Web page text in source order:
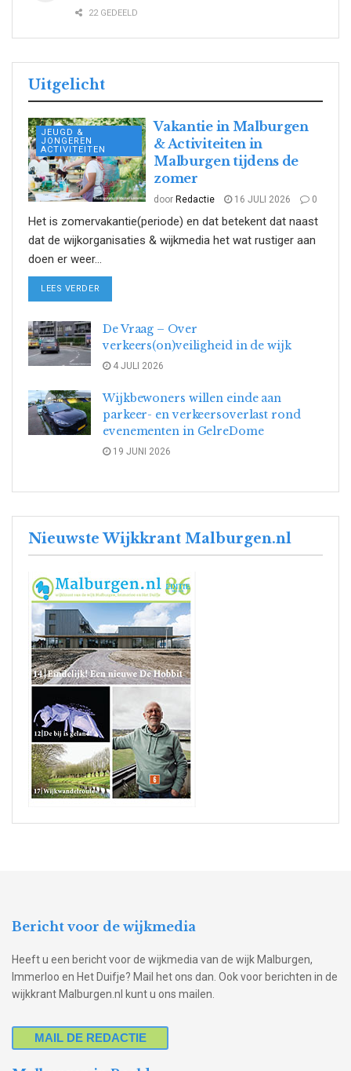
22 GEDEELD
Uitgelicht
JEUGD &
JONGEREN
ACTIVITEITEN
Vakantie in Malburgen
& Activiteiten in
Malburgen tijdens de
zomer
door Redactie 16 JULI 2026 0
Het is zomervakantie(periode) en dat betekent dat naast
dat de wijkorganisaties & wijkmedia het wat rustiger aan
doen er weer...
LEES VERDER
De Vraag – Over
verkeers(on)veiligheid in de wijk
4 JULI 2026
Wijkbewoners willen einde aan
parkeer- en verkeersoverlast rond
evenementen in GelreDome
19 JUNI 2026
Nieuwste Wijkkrant Malburgen.nl
Bericht voor de wijkmedia
Heeft u een bericht voor de wijkmedia van de wijk Malburgen,
Immerloo en Het Duifje? Mail het ons dan. Ook voor berichten in de
wijkkrant Malburgen.nl kunt u ons mailen.
MAIL DE REDACTIE